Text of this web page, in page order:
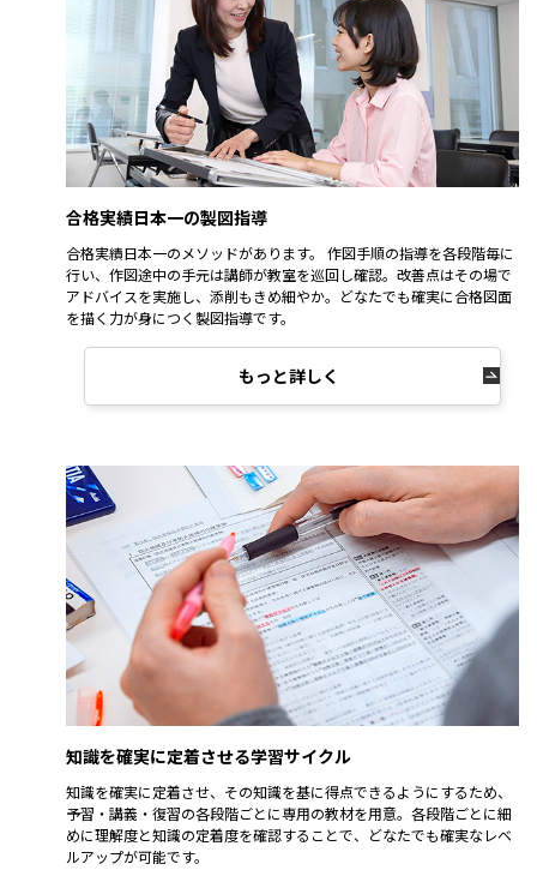
合格実績日本一の製図指導
合格実績日本一のメソッドがあります。 作図手順の指導を各段階毎に
行い、作図途中の手元は講師が教室を巡回し確認。改善点はその場で
アドバイスを実施し、添削もきめ細やか。どなたでも確実に合格図面
を描く力が身につく製図指導です。
もっと詳しく
知識を確実に定着させる学習サイクル
知識を確実に定着させ、その知識を基に得点できるようにするため、
予習・講義・復習の各段階ごとに専用の教材を用意。各段階ごとに細
めに理解度と知識の定着度を確認することで、どなたでも確実なレベ
ルアップが可能です。